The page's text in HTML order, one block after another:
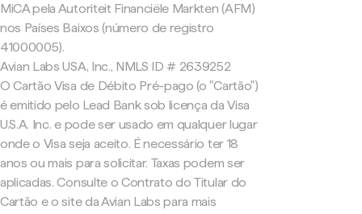
MiCA pela Autoriteit Financiële Markten (AFM)
nos Países Baixos (número de registro
41000005).
Avian Labs USA, Inc., NMLS ID # 2639252
O Cartão Visa de Débito Pré-pago (o "Cartão")
é emitido pelo Lead Bank sob licença da Visa
U.S.A. Inc. e pode ser usado em qualquer lugar
onde o Visa seja aceito. É necessário ter 18
anos ou mais para solicitar. Taxas podem ser
aplicadas. Consulte o Contrato do Titular do
Cartão e o site da Avian Labs para mais